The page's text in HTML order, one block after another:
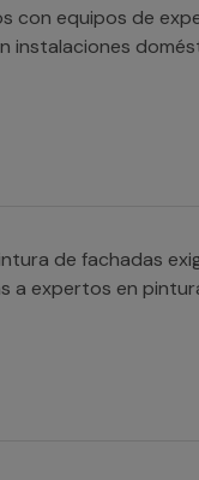
con equipos de
instalaciones
de fachadas
a expertos en